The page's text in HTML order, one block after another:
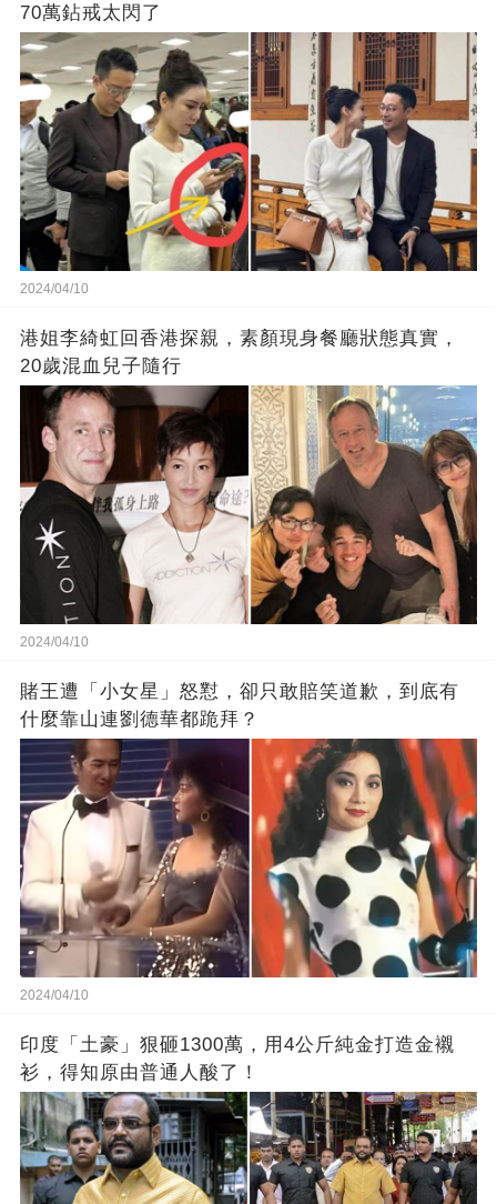
70萬鉆戒太閃了
2024/04/10
港姐李綺虹回香港探親，素顏現身餐廳狀態真實，
20歲混血兒子隨行
2024/04/10
賭王遭「小女星」怒懟，卻只敢賠笑道歉，到底有
什麼靠山連劉德華都跪拜？
2024/04/10
印度「土豪」狠砸1300萬，用4公斤純金打造金襯
衫，得知原由普通人酸了！